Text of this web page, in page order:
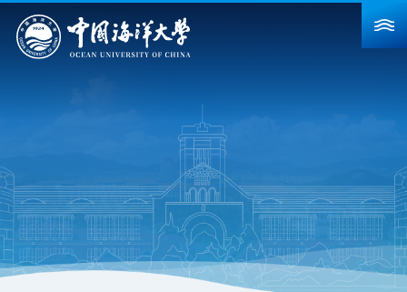
重点建设
教育教学